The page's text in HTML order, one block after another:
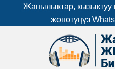
Жанылыктар, кызыктуу
жөнөтүңүз